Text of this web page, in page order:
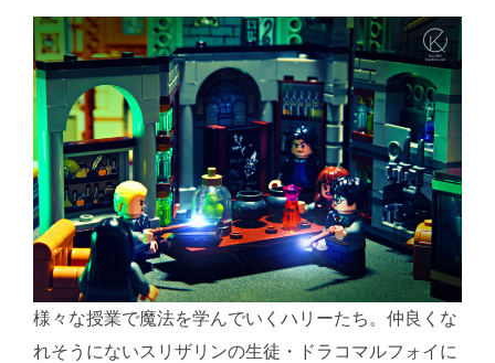
様々な授業で魔法を学んでいくハリーたち。仲良くな
れそうにないスリザリンの生徒・ドラコマルフォイに